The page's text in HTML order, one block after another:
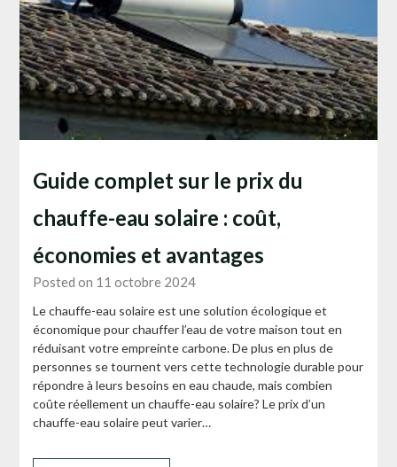
Guide complet sur le prix du
chauffe-eau solaire : coût,
économies et avantages
Posted on 11 octobre 2024
Le chauffe-eau solaire est une solution écologique et
économique pour chauffer l’eau de votre maison tout en
réduisant votre empreinte carbone. De plus en plus de
personnes se tournent vers cette technologie durable pour
répondre à leurs besoins en eau chaude, mais combien
coûte réellement un chauffe-eau solaire? Le prix d’un
chauffe-eau solaire peut varier…